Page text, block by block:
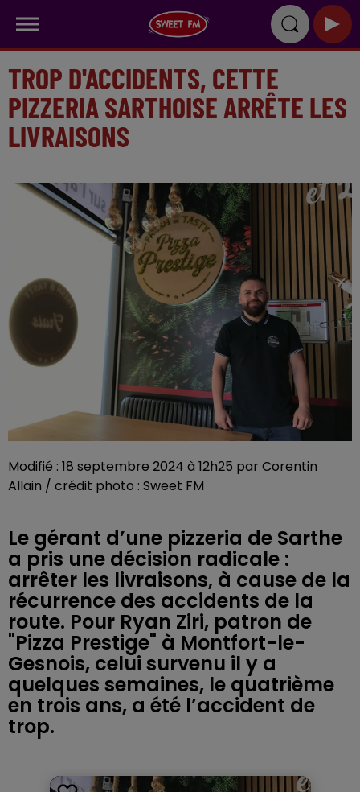
TROP D'ACCIDENTS, CETTE
PIZZERIA SARTHOISE ARRÊTE LES
LIVRAISONS
Modifié : 18 septembre 2024 à 12h25 par Corentin
Allain / crédit photo : Sweet FM
Le gérant d’une pizzeria de Sarthe
a pris une décision radicale :
arrêter les livraisons, à cause de la
récurrence des accidents de la
route. Pour Ryan Ziri, patron de
"Pizza Prestige" à Montfort-le-
Gesnois, celui survenu il y a
quelques semaines, le quatrième
en trois ans, a été l’accident de
trop.